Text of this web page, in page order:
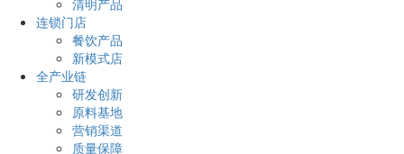
连锁门店
餐饮产品
新模式店
全产业链
研发创新
原料基地
营销渠道
质量保障